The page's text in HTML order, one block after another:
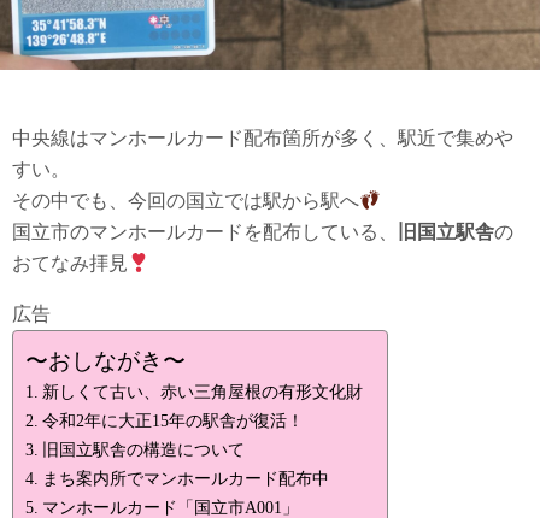
中央線はマンホールカード配布箇所が多く、駅近で集めや
すい。
その中でも、今回の国立では駅から駅へ
国立市のマンホールカードを配布している、
旧国立駅舎の
おてなみ拝見
広告
〜おしながき〜
新しくて古い、赤い三角屋根の有形文化財
令和2年に大正15年の駅舎が復活！
旧国立駅舎の構造について
まち案内所でマンホールカード配布中
マンホールカード「国立市A001」